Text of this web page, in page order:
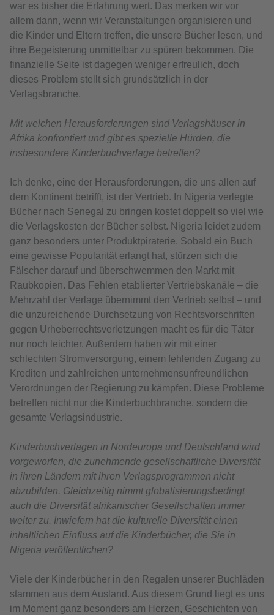
war es bisher die Erfahrung wert. Das merken wir vor
allem dann, wenn wir Veranstaltungen organisieren und
die Kinder und Eltern treffen, die unsere Bücher lesen, und
ihre Begeisterung unmittelbar zu spüren bekommen. Die
finanzielle Seite ist dagegen weniger erfreulich, doch
dieses Problem stellt sich grundsätzlich in der
Verlagsbranche.
Mit welchen Herausforderungen sind Verlagshäuser in
Afrika konfrontiert und gibt es spezielle Hürden, die
insbesondere Kinderbuchverlage betreffen?
Ich denke, eine der Herausforderungen, die uns allen auf
dem Kontinent betrifft, ist der Vertrieb. In Nigeria verlegte
Bücher nach Senegal zu bringen kostet doppelt so viel wie
die Verlagskosten der Bücher selbst. Nigeria leidet zudem
ganz besonders unter Produktpiraterie. Sobald ein Buch
eine gewisse Popularität erlangt hat, stürzen sich die
Fälscher darauf und überschwemmen den Markt mit
Raubkopien. Das Fehlen etablierter Vertriebskanäle – die
Mehrzahl der Verlage übernimmt den Vertrieb selbst – und
die unzureichende Durchsetzung von Rechtsvorschriften
gegen Urheberrechtsverletzungen macht es für die Täter
nur noch leichter. Außerdem haben wir mit einer
schlechten Stromversorgung, einem fehlenden Zugang zu
Krediten und zahlreichen unternehmensunfreundlichen
Verordnungen der Regierung zu kämpfen. Diese Probleme
betreffen nicht nur die Kinderbuchbranche, sondern die
gesamte Verlagsindustrie.
Kinderbuchverlagen in Nordeuropa und Deutschland wird
vorgeworfen, die zunehmende gesellschaftliche Diversität
in ihren Ländern mit ihren Verlagsprogrammen nicht
abzubilden. Gleichzeitig nimmt globalisierungsbedingt
auch die Diversität afrikanischer Gesellschaften immer
weiter zu. Inwiefern hat die kulturelle Diversität einen
inhaltlichen Einfluss auf die Kinderbücher, die Sie in
Nigeria veröffentlichen?
Viele der Kinderbücher in den Regalen unserer Buchläden
stammen aus dem Ausland. Aus diesem Grund liegt es uns
im Moment ganz besonders am Herzen, Geschichten von